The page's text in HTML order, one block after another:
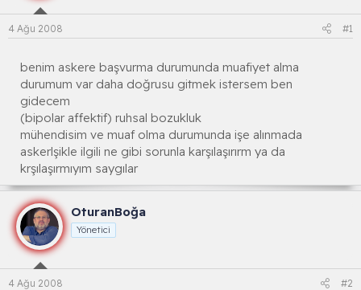
a
l
a
a
n
ç
a
r
h
i
4 Ağu 2008 #1
benim askere başvurma durumunda muafiyet alma
durumum var daha doğrusu gitmek istersem ben
gidecem
(bipolar affektif) ruhsal bozukluk
mühendisim ve muaf olma durumunda işe alınmada
askerlşikle ilgili ne gibi sorunla karşılaşırırm ya da
krşılaşırmıyım saygılar
OturanBoğa
Yönetici
4 Ağu 2008 #2